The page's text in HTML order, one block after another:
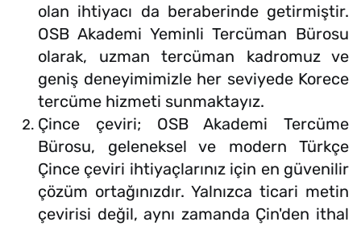
olan ihtiyacı da beraberinde getirmiştir.
OSB Akademi Yeminli Tercüman Bürosu
olarak, uzman tercüman kadromuz ve
geniş deneyimimizle her seviyede Korece
tercüme hizmeti sunmaktayız.
Çince çeviri; OSB Akademi Tercüme
Bürosu, geleneksel ve modern Türkçe
Çince çeviri ihtiyaçlarınız için en güvenilir
çözüm ortağınızdır. Yalnızca ticari metin
çevirisi değil, aynı zamanda Çin'den ithal